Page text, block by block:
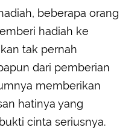
beberapa orang
hadiah ke
tak pernah
dari pemberian
memberikan
hatinya yang
cinta seriusnya.